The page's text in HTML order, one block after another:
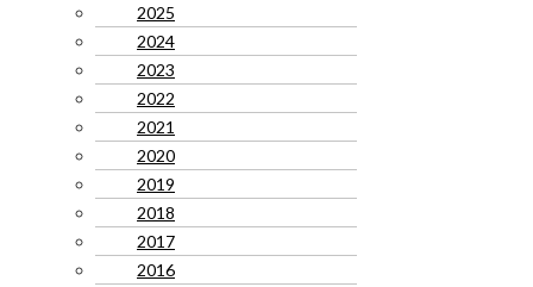
2025
2024
2023
2022
2021
2020
2019
2018
2017
2016